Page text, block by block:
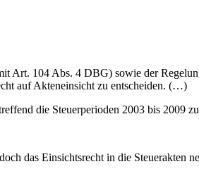
Art. 104 Abs. 4 DBG) sowie der
auf Akteneinsicht zu entscheiden. (…)
die Steuerperioden 2003 bis 2009
das Einsichtsrecht in die Steuerakten